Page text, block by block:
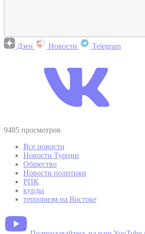
Дзен Новости Telegram
9485 просмотров
Все новости
Новости Турции
Общество
Новости политики
РПК
курды
терроризм на Востоке